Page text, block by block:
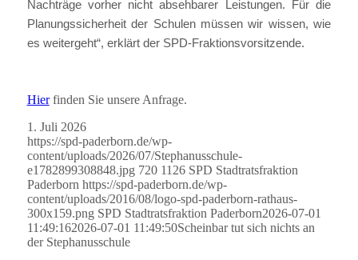
Nachträge vorher nicht absehbarer Leistungen. Für die
Planungssicherheit der Schulen müssen wir wissen, wie
es weitergeht“, erklärt der SPD-Fraktionsvorsitzende.
Hierfinden Sie unsere Anfrage.
1. Juli 2026
https://spd-paderborn.de/wp-
content/uploads/2026/07/Stephanusschule-
e1782899308848.jpg 720 1126 SPD Stadtratsfraktion
Paderborn https://spd-paderborn.de/wp-
content/uploads/2016/08/logo-spd-paderborn-rathaus-
300x159.png SPD Stadtratsfraktion Paderborn2026-07-01
11:49:162026-07-01 11:49:50Scheinbar tut sich nichts an
der Stephanusschule